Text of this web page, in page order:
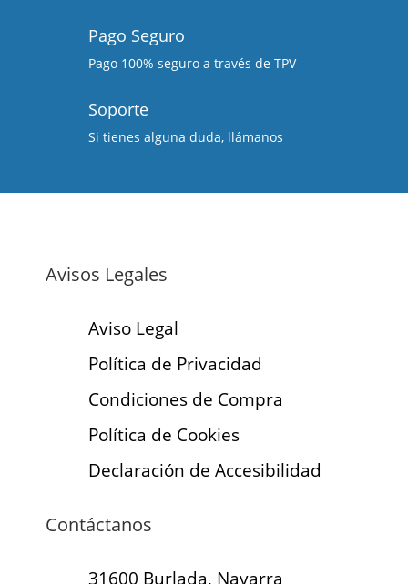
Pago Seguro
Pago 100% seguro a través de TPV
Soporte
Si tienes alguna duda, llámanos
Avisos Legales
Aviso Legal
Política de Privacidad
Condiciones de Compra
Política de Cookies
Declaración de Accesibilidad
Contáctanos
31600 Burlada, Navarra